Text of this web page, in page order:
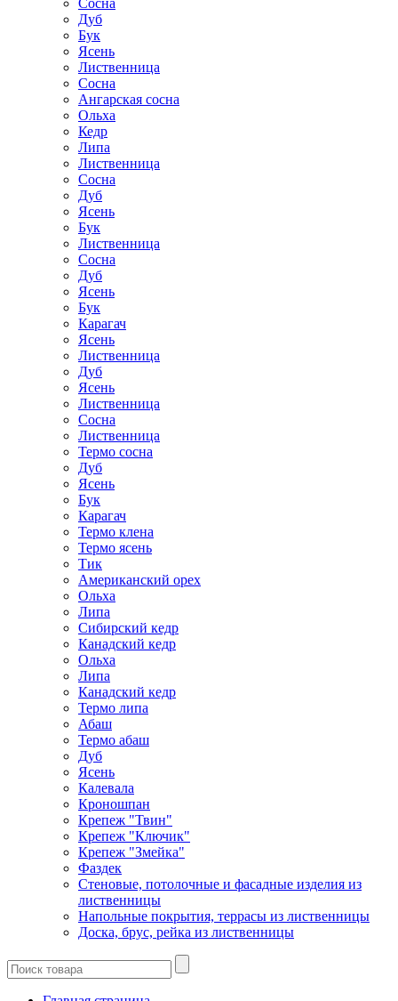
Сосна
Дуб
Бук
Ясень
Лиственница
Сосна
Ангарская сосна
Ольха
Кедр
Липа
Лиственница
Сосна
Дуб
Ясень
Бук
Лиственница
Сосна
Дуб
Ясень
Бук
Карагач
Ясень
Лиственница
Дуб
Ясень
Лиственница
Сосна
Лиственница
Термо сосна
Дуб
Ясень
Бук
Карагач
Термо клена
Термо ясень
Тик
Американский орех
Ольха
Липа
Сибирский кедр
Канадский кедр
Ольха
Липа
Канадский кедр
Термо липа
Абаш
Термо абаш
Дуб
Ясень
Калевала
Кроношпан
Крепеж "Твин"
Крепеж "Ключик"
Крепеж "Змейка"
Фаздек
Стеновые, потолочные и фасадные изделия из
лиственницы
Напольные покрытия, террасы из лиственницы
Доска, брус, рейка из лиственницы